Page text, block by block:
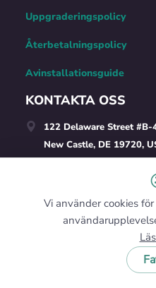
Uppgraderingspolicy
Återbetalningspolicy
Avinstallationsguide
KONTAKTA OSS
122 Delaware Street #B-
New Castle, DE 19720,
E-post teknisk support
Försäljning:
Vi använder cookies